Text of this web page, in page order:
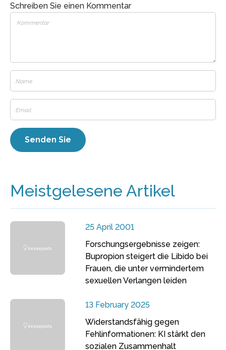
Schreiben Sie einen Kommentar
Meistgelesene Artikel
25 April 2001
Forschungsergebnisse zeigen:
Bupropion steigert die Libido bei
Frauen, die unter vermindertem
sexuellen Verlangen leiden
13 February 2025
Widerstandsfähig gegen
Fehlinformationen: KI stärkt den
sozialen Zusammenhalt